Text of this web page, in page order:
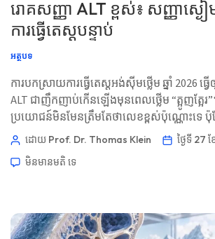
រោគសញ្ញា ALT ខ្ពស់៖ សញ្ញាស្ងៀ
ការធ្វើតេស្តបន្ទាប់
អត្ថបទ
ការបកស្រាយការធ្វើតេស្តអង់ស៊ីមថ្លើម ឆ្នាំ 2026
ALT ជាញឹកញាប់កើនឡើងមុនពេលថ្លើម “ត្អូញត្អ
ប្រយោជន៍មិនមែនត្រឹមតែថាលេខខ្ពស់ប៉ុណ្ណោះទេ ប៉ុន្
ALP, GGT, INR, រោគសញ្ញា, ថ្នាំ, ជាតិអាល់កុល
មេតាបូលីក បង្ហាញទិសដៅដូចគ្នាឬអត់។ 📖 ~11 នា
មិថុនា ឆ្នាំ 2026 📝 បានបោះពុម្ព៖ ថ្ងៃទី 27 ខែមិថុន
ដោយ Prof. Dr. Thomas Klein
ថ្ងៃទី 27
មិនមាន​មតិ​ ទេ